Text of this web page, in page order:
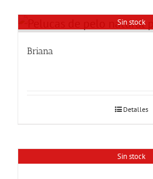
Sin stock
Briana
Detalles
Sin stock